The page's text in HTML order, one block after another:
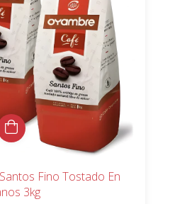
Fino Tostado En
3kg